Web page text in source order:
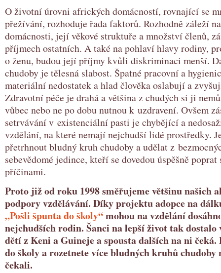
O životní úrovni afrických domácností, rovnající se
přežívání, rozhoduje řada faktorů. Rozhodně záleží
domácnosti, její věkové struktuře a množství členů,
příjmech ostatních. A také na pohlaví hlavy rodiny,
o ženu, budou její příjmy kvůli diskriminaci menší.
chudoby je tělesná slabost. Špatné pracovní a
materiální nedostatek a hlad člověka oslabují a
Zdravotní péče je drahá a většina z chudých si ji
vůbec nebo ne po dobu nutnou k uzdravení. Ovšem
setrvávání v existenciální pasti je chybějící a
vzdělání, na které nemají nejchudší lidé prostředky.
přetrhnout bludný kruh chudoby a udělat z
sebevědomé jedince, kteří se dovedou úspěšně
příčinami.
Proto již od roku 1998 směřujeme většinu našich
podpory vzdělávání. Díky projektu adopce na
„Pošli špunta do školy“mohou na vzdělání
nejchudších rodin. Šanci na lepší život tak dostalo
dětí z Keni a Guineje a spousta dalších na ni čeká.
do školy a rozetnete více bludných kruhů chudoby
čekali.